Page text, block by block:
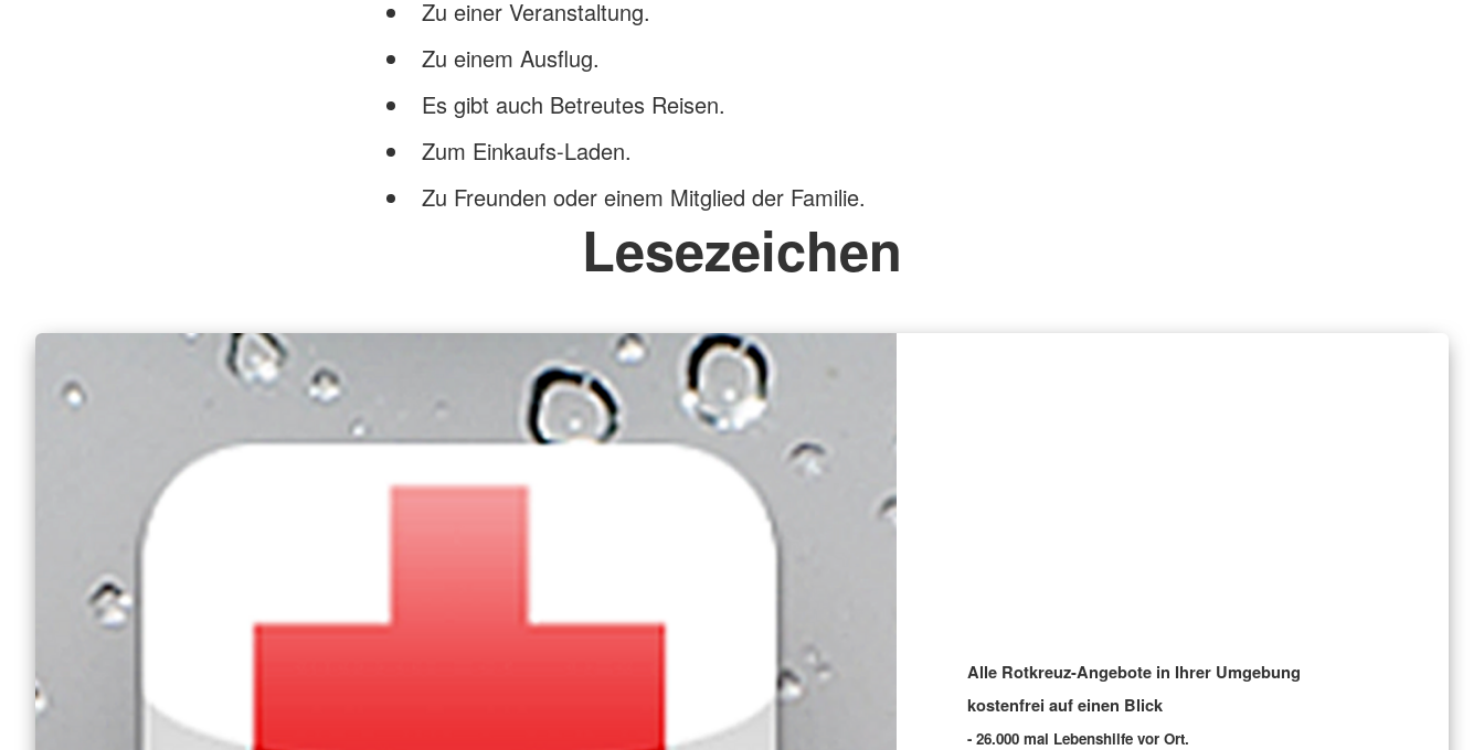
Zu einer Veranstaltung.
Zu einem Ausflug.
Es gibt auch Betreutes Reisen.
Zum Einkaufs-Laden.
Zu Freunden oder einem Mitglied der Familie.
Lesezeichen
Alle Rotkreuz-Angebote in Ihrer Umgebung
kostenfrei auf einen Blick
- 26.000 mal Lebenshilfe vor Ort.